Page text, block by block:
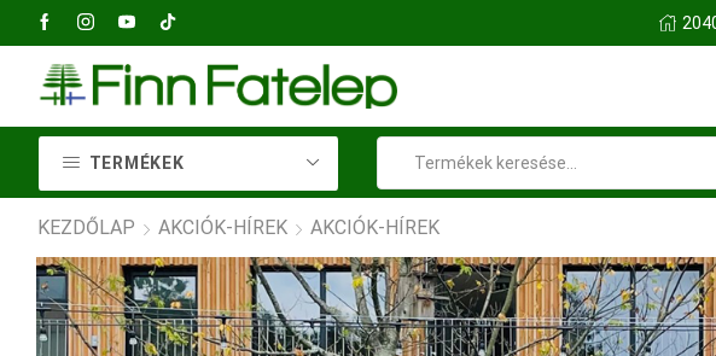
TERMÉKEK
KEZDŐLAP AKCIÓK-HÍREK AKCIÓK-HÍREK